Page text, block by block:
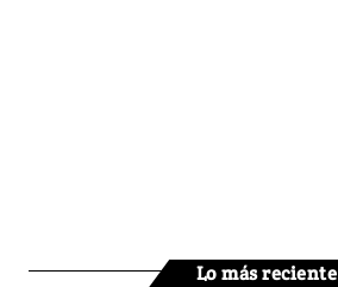
Lo más reciente